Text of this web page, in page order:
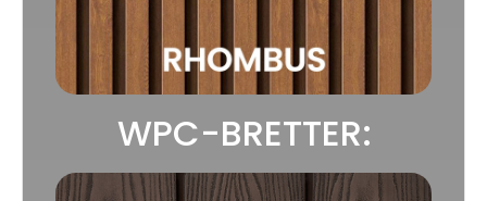
WPC-BRETTER: